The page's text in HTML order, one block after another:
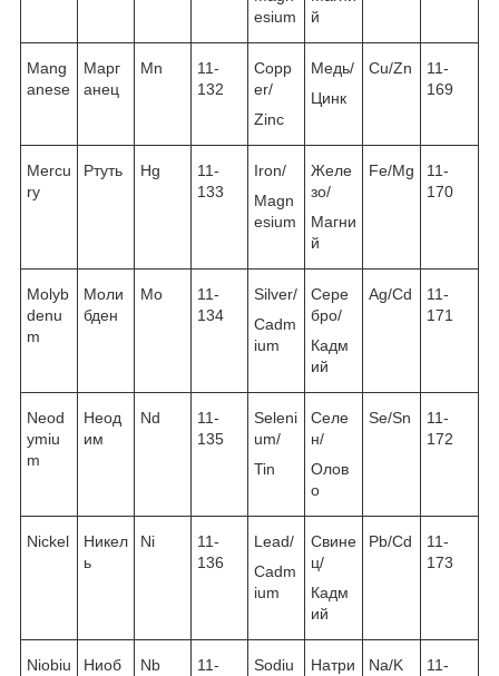
esium
й
Mang
anese
Марг
анец
Mn
11-
132
Copp
er/
Zinc
Медь/
Цинк
Cu/Zn
11-
169
Mercu
ry
Ртуть Hg
11-
133
Iron/
Magn
esium
Желе
зо/
Магни
й
Fe/Mg
11-
170
Molyb
denu
m
Моли
бден
Mo
11-
134
Silver/
Cadm
ium
Сере
бро/
Кадм
ий
Ag/Cd
11-
171
Neod
ymiu
m
Неод
им
Nd
11-
135
Seleni
um/
Tin
Селе
н/
Олов
о
Se/Sn
11-
172
Nickel
Никел
ь
Ni
11-
136
Lead/
Cadm
ium
Свине
ц/
Кадм
ий
Pb/Cd
11-
173
Niobiu
Ниоб
Nb
11-
Sodiu
Натри
Na/K
11-